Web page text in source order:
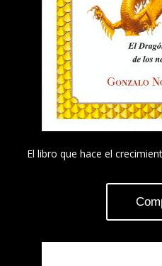
El libro que hace el